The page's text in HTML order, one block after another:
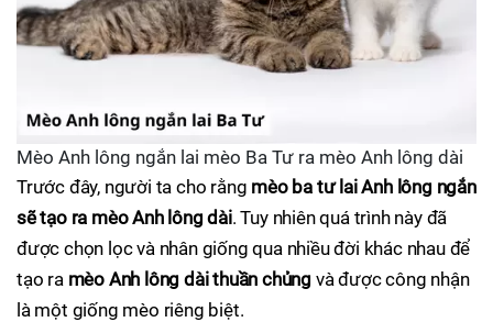
Mèo Anh lông ngắn lai mèo Ba Tư ra mèo Anh lông dài
Trước đây, người ta cho rằng mèo ba tư lai Anh lông ngắn
sẽ tạo ra mèo Anh lông dài. Tuy nhiên quá trình này đã
được chọn lọc và nhân giống qua nhiều đời khác nhau để
tạo ra mèo Anh lông dài thuần chủng và được công nhận
là một giống mèo riêng biệt.